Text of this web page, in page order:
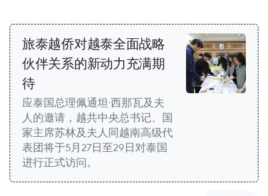
旅泰越侨对越泰全面战略
伙伴关系的新动力充满期
待
应泰国总理佩通坦·西那瓦及夫
人的邀请，越共中央总书记、国
家主席苏林及夫人同越南高级代
表团将于5月27日至29日对泰国
进行正式访问。